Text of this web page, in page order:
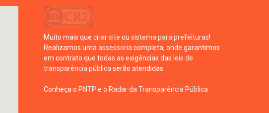
Muito mais que criar site ou sistema para prefeituras!
Realizamos uma assessoria completa, onde garantimos
em contrato que todas as exigências das leis de
transparência pública serão atendidas.
Conheça o PNTP e o Radar da Transparência Pública